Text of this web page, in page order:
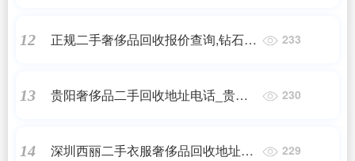
12
正规二手奢侈品回收报价查询,钻石对
233
13
贵阳奢侈品二手回收地址电话_贵州
230
14
深圳西丽二手衣服奢侈品回收地址_
229